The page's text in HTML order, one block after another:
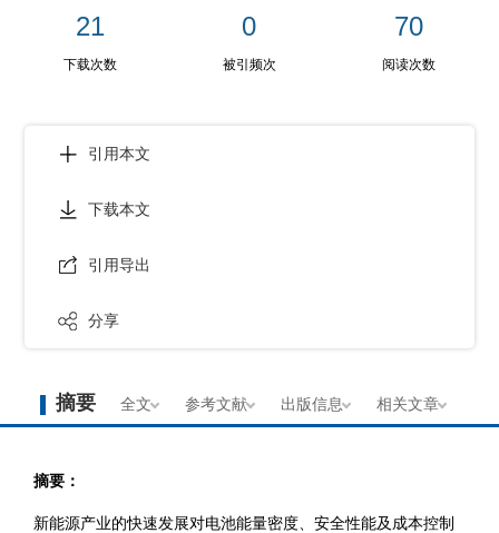
21 0 70
下载次数 被引频次 阅读次数
引用本文
下载本文
引用导出
分享
摘要 全文 参考文献 出版信息 相关文章
摘要：
新能源产业的快速发展对电池能量密度、安全性能及成本控制